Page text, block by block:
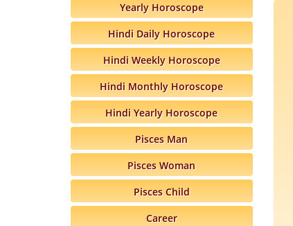
Yearly Horoscope
Hindi Daily Horoscope
Hindi Weekly Horoscope
Hindi Monthly Horoscope
Hindi Yearly Horoscope
Pisces Man
Pisces Woman
Pisces Child
Career